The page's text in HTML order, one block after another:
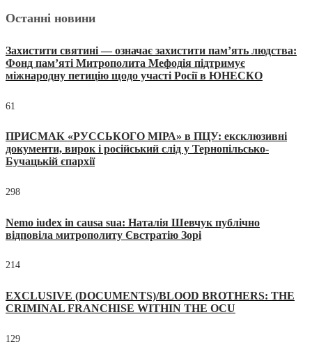
Останні новини
Захистити святині — означає захистити пам’ять людства:
Фонд пам’яті Митрополита Мефодія підтримує
міжнародну петицію щодо участі Росії в ЮНЕСКО
61
ПРИСМАК «РУССЬКОГО МІРА» в ПЦУ: ексклюзивні
документи, вирок і російський слід у Тернопільсько-
Бучацькій єпархії
298
Nemo iudex in causa sua: Наталія Шевчук публічно
відповіла митрополиту Євстратію Зорі
214
EXCLUSIVE (DOCUMENTS)/BLOOD BROTHERS: THE
CRIMINAL FRANCHISE WITHIN THE OCU
129